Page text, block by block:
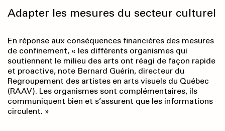
Adapter les mesures du secteur culturel
En réponse aux conséquences financières des mesures
de confinement, « les différents organismes qui
soutiennent le milieu des arts ont réagi de façon rapide
et proactive, note Bernard Guérin, directeur du
Regroupement des artistes en arts visuels du Québec
(RAAV). Les organismes sont complémentaires, ils
communiquent bien et s’assurent que les informations
circulent. »